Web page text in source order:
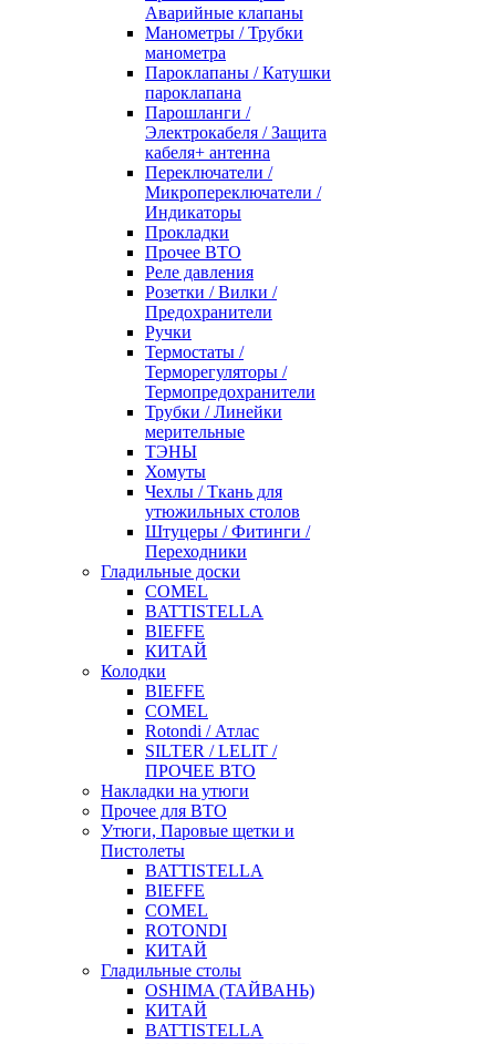
Аварийные клапаны
Манометры / Трубки
манометра
Пароклапаны / Катушки
пароклапана
Парошланги /
Электрокабеля / Защита
кабеля+ антенна
Переключатели /
Микропереключатели /
Индикаторы
Прокладки
Прочее ВТО
Реле давления
Розетки / Вилки /
Предохранители
Ручки
Термостаты /
Терморегуляторы /
Термопредохранители
Трубки / Линейки
мерительные
ТЭНЫ
Хомуты
Чехлы / Ткань для
утюжильных столов
Штуцеры / Фитинги /
Переходники
Гладильные доски
COMEL
BATTISTELLA
BIEFFE
КИТАЙ
Колодки
BIEFFE
COMEL
Rotondi / Атлас
SILTER / LELIT /
ПРОЧЕЕ ВТО
Накладки на утюги
Прочее для ВТО
Утюги, Паровые щетки и
Пистолеты
BATTISTELLA
BIEFFE
COMEL
ROTONDI
КИТАЙ
Гладильные столы
OSHIMA (ТАЙВАНЬ)
КИТАЙ
BATTISTELLA